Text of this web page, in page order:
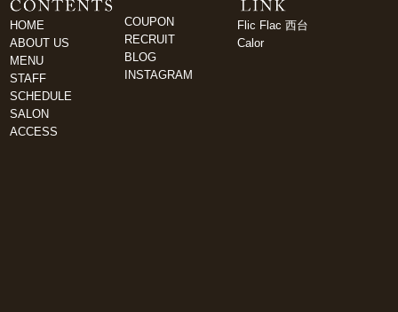
HOME
ABOUT US
MENU
STAFF
SCHEDULE
SALON
ACCESS
COUPON
RECRUIT
BLOG
INSTAGRAM
Flic Flac 西台
Calor